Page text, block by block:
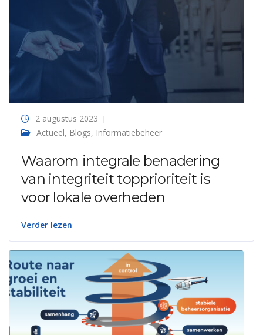
2 augustus 2023
Actueel, Blogs, Informatiebeheer
Waarom integrale benadering
van integriteit topprioriteit is
voor lokale overheden
Verder lezen